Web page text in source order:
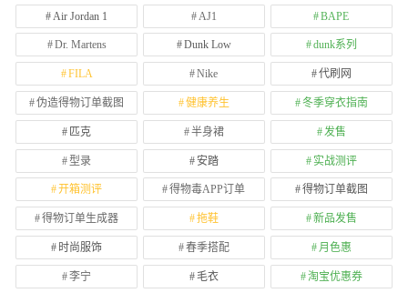
Air Jordan 1 AJ1 BAPE
Dr. Martens Dunk Low dunk系列
FILA Nike 代刷网
伪造得物订单截图 健康养生 冬季穿衣指南
匹克 半身裙 发售
型录 安踏 实战测评
开箱测评 得物毒APP订单 得物订单截图
得物订单生成器 拖鞋 新品发售
时尚服饰 春季搭配 月色惠
李宁 毛衣 淘宝优惠券